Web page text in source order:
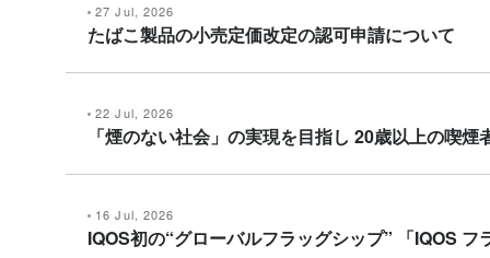
27 Jul, 2026
たばこ製品の小売定価改定の認可申請について
22 Jul, 2026
「煙のない社会」の実現を目指し 20歳以上の喫
16 Jul, 2026
IQOS初の“グローバルフラッグシップ” 「IQOS